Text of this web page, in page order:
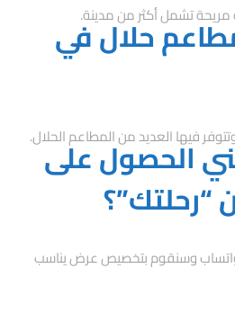
حلال في
فيها العديد من المطاعم الحلال.
الحصول على
وسنقوم بتخصيص عرض يناسب